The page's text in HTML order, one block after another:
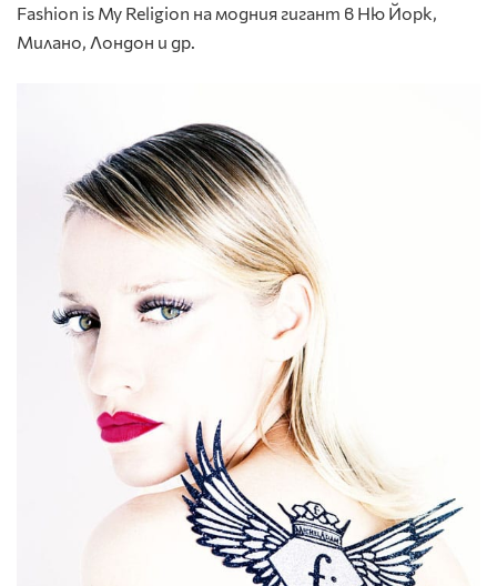
Fashion is My Religion на модния гигант в Ню Йорк,
Милано, Лондон и др.